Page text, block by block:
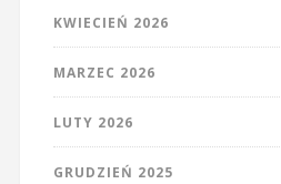
KWIECIEŃ 2026
MARZEC 2026
LUTY 2026
GRUDZIEŃ 2025